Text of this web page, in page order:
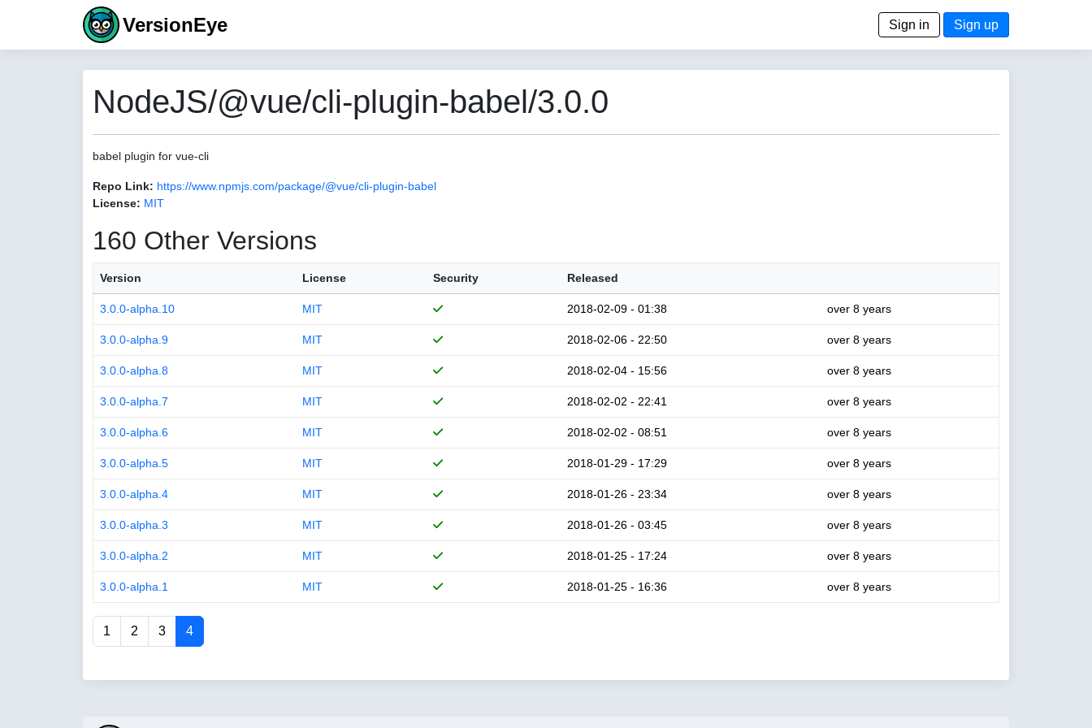
VersionEye Sign in Sign up
NodeJS/@vue/cli-plugin-babel/3.0.0
babel plugin for vue-cli
Repo Link: https://www.npmjs.com/package/@vue/cli-plugin-babel
License: MIT
160 Other Versions
Version License Security Released
3.0.0-alpha.10 MIT 2018-02-09 - 01:38 over 8 years
3.0.0-alpha.9 MIT 2018-02-06 - 22:50 over 8 years
3.0.0-alpha.8 MIT 2018-02-04 - 15:56 over 8 years
3.0.0-alpha.7 MIT 2018-02-02 - 22:41 over 8 years
3.0.0-alpha.6 MIT 2018-02-02 - 08:51 over 8 years
3.0.0-alpha.5 MIT 2018-01-29 - 17:29 over 8 years
3.0.0-alpha.4 MIT 2018-01-26 - 23:34 over 8 years
3.0.0-alpha.3 MIT 2018-01-26 - 03:45 over 8 years
3.0.0-alpha.2 MIT 2018-01-25 - 17:24 over 8 years
3.0.0-alpha.1 MIT 2018-01-25 - 16:36 over 8 years
1 2 3 4